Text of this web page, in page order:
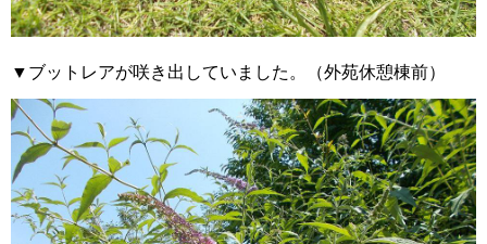
▼ブットレアが咲き出していました。（外苑休憩棟前）